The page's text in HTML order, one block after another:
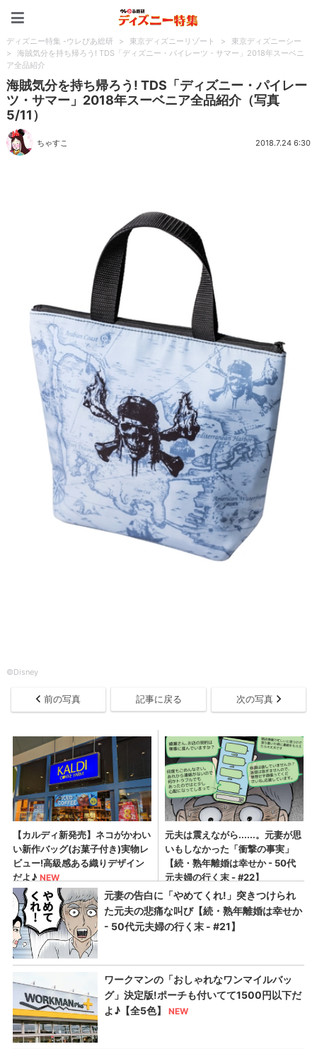
ディズニー特集 -ウレぴあ総研 > 東京ディズニーリゾート >
東京ディズニーシー
>
海賊気分を持ち帰ろう! TDS「ディズニー・パイレーツ・サマー」2018年スーベニ
ア全品紹介
海賊気分を持ち帰ろう! TDS「ディズニー・パイレー
ツ・サマー」2018年スーベニア全品紹介（写真
5/11）
ちゃすこ 2018.7.24 6:30
©Disney
前の写真 記事に戻る 次の写真